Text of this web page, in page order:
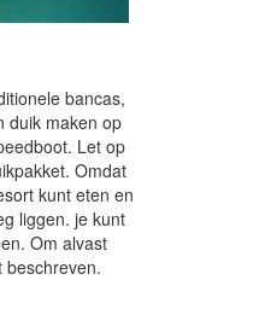
bancas,
duik maken op
Let op
Omdat
kunt eten en
liggen. je kunt
Om alvast
beschreven.